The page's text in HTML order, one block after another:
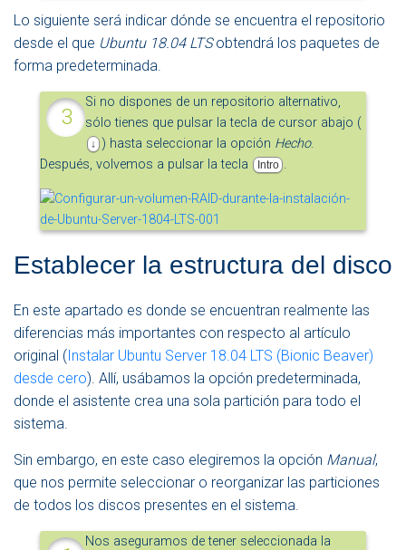
Lo siguiente será indicar dónde se encuentra el repositorio
desde el que Ubuntu 18.04 LTSobtendrá los paquetes de
forma predeterminada.
Si no dispones de un repositorio alternativo,
sólo tienes que pulsar la tecla de cursor abajo (
↓ ) hasta seleccionar la opción Hecho.
Después, volvemos a pulsar la tecla
Intro .
Establecer la estructura del disco
En este apartado es donde se encuentran realmente las
diferencias más importantes con respecto al artículo
original (Instalar Ubuntu Server 18.04 LTS (Bionic Beaver)
desde cero). Allí, usábamos la opción predeterminada,
donde el asistente crea una sola partición para todo el
sistema.
Sin embargo, en este caso elegiremos la opción Manual,
que nos permite seleccionar o reorganizar las particiones
de todos los discos presentes en el sistema.
Nos aseguramos de tener seleccionada la